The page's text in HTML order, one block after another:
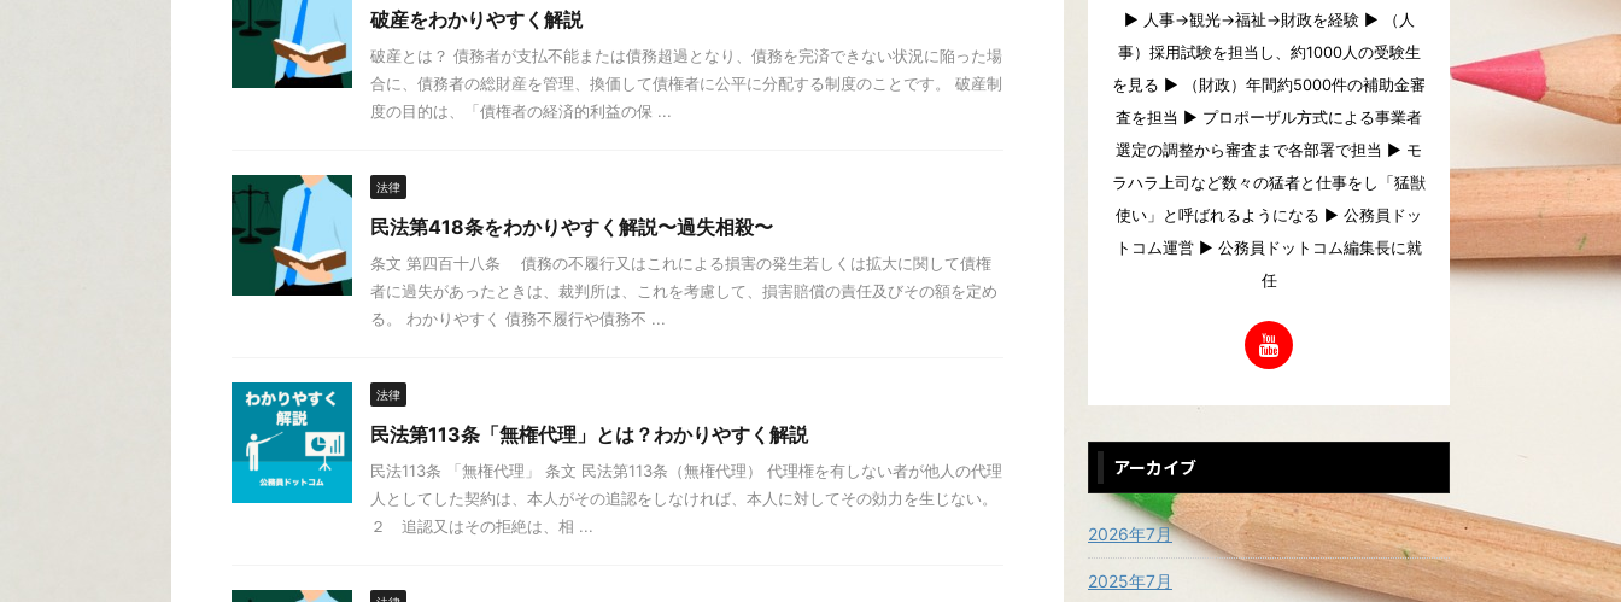
破産をわかりやすく解説
破産とは？ 債務者が支払不能または債務超過となり、債務を完済できない状況に陥った場
合に、債務者の総財産を管理、換価して債権者に公平に分配する制度のことです。 破産制
度の目的は、「債権者の経済的利益の保 ...
法律
民法第418条をわかりやすく解説〜過失相殺〜
条文 第四百十八条 債務の不履行又はこれによる損害の発生若しくは拡大に関して債権
者に過失があったときは、裁判所は、これを考慮して、損害賠償の責任及びその額を定め
る。 わかりやすく 債務不履行や債務不 ...
法律
民法第113条「無権代理」とは？わかりやすく解説
民法113条 「無権代理」 条文 民法第113条（無権代理） 代理権を有しない者が他人の代理
人としてした契約は、本人がその追認をしなければ、本人に対してその効力を生じない。
２ 追認又はその拒絶は、相 ...
▶︎ 人事→観光→福祉→財政を経験 ▶︎ （人
事）採用試験を担当し、約1000人の受験生
を見る ▶︎ （財政）年間約5000件の補助金審
査を担当 ▶︎ プロポーザル方式による事業者
選定の調整から審査まで各部署で担当 ▶︎ モ
ラハラ上司など数々の猛者と仕事をし「猛獣
使い」と呼ばれるようになる ▶︎ 公務員ドッ
トコム運営 ▶︎ 公務員ドットコム編集長に就
任
アーカイブ
2026年7月
2025年7月